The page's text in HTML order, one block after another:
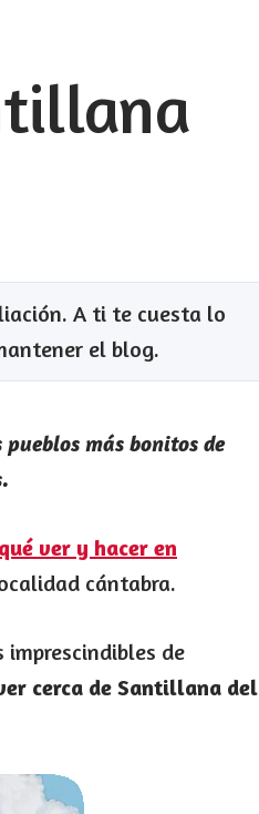
A ti te cuesta lo
el blog.
más bonitos de
ver y hacer en
cántabra.
de
cerca de Santillana del